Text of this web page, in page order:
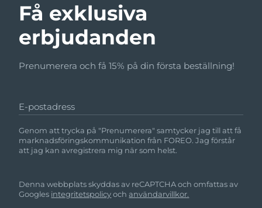
Få exklusiva
erbjudanden
Prenumerera och få 15% på din första beställning!
E-postadress
Genom att trycka på "Prenumerera" samtycker jag till att få
marknadsföringskommunikation från FOREO. Jag förstår
att jag kan avregistrera mig när som helst.
Denna webbplats skyddas av reCAPTCHA och omfattas av
Googles integritetspolicyochanvändarvillkor.